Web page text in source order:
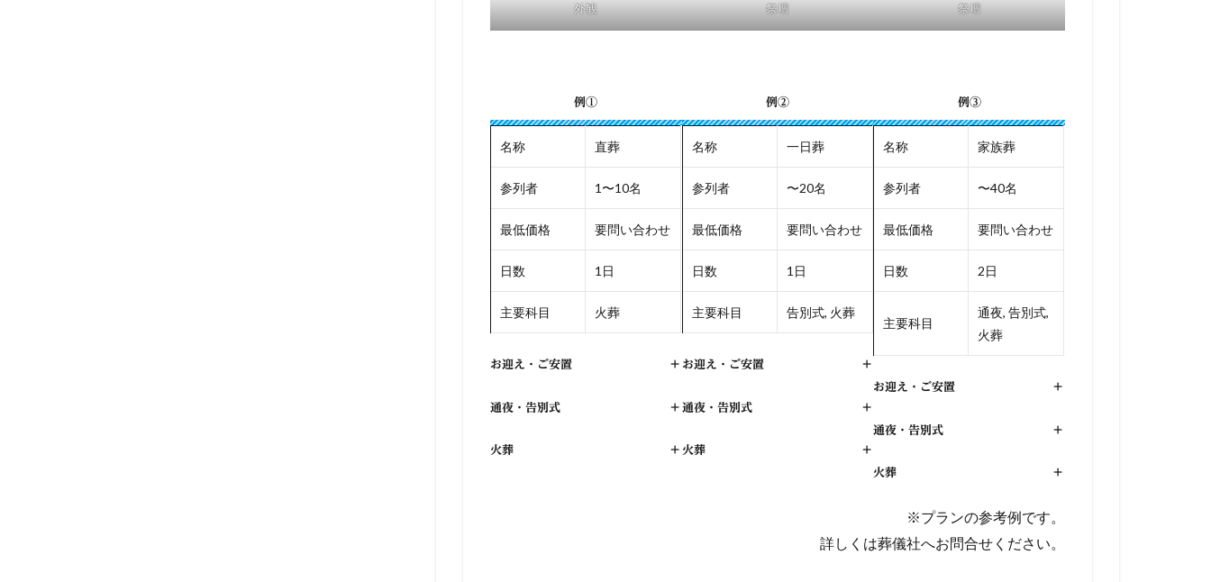
外観 祭壇 祭壇
例①
名称 直葬
参列者 1〜10名
最低価格 要問い合わせ
日数 1日
主要科目 火葬
お迎え・ご安置 +
通夜・告別式 +
火葬 +
例②
名称 一日葬
参列者 〜20名
最低価格 要問い合わせ
日数 1日
主要科目 告別式, 火葬
お迎え・ご安置 +
通夜・告別式 +
火葬 +
例③
名称 家族葬
参列者 〜40名
最低価格 要問い合わせ
日数 2日
主要科目
通夜, 告別式,
火葬
お迎え・ご安置 +
通夜・告別式 +
火葬 +
※プランの参考例です。
詳しくは葬儀社へお問合せください。